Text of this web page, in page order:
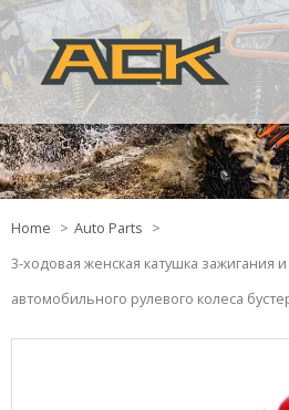
Home
Auto Parts
3-ходовая женская катушка зажигания
автомобильного рулевого колеса